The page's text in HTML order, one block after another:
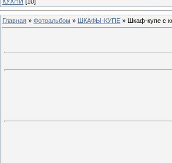
Главная » Фотоальбом » ШКАФЫ-КУПЕ » Шкаф-купе с